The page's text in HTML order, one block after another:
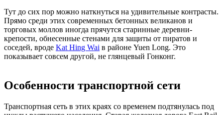
Тут до сих пор можно наткнуться на удивительные контрасты.
Прямо среди этих современных бетонных великанов и
торговых моллов иногда прячутся старинные деревни-
крепости, обнесенные стенами для защиты от пиратов и
соседей, вроде Kat Hing Wai в районе Yuen Long. Это
показывает совсем другой, не глянцевый Гонконг.
Особенности транспортной сети
Транспортная сеть в этих краях со временем подтянулась под